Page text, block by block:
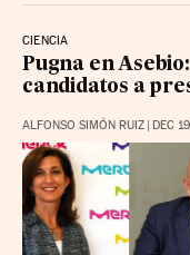
CIENCIA
Pugna en
candidatos a
ALFONSO SIMÓN RUIZ | DEC